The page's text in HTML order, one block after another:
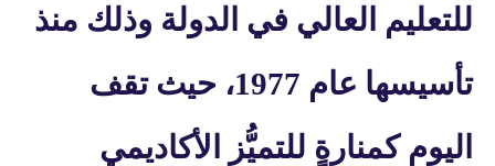
للتعليم العالي في الدولة وذلك منذ
تأسيسها عام 1977، حيث تقف
اليوم كمنارةٍ للتميُّز الأكاديمي